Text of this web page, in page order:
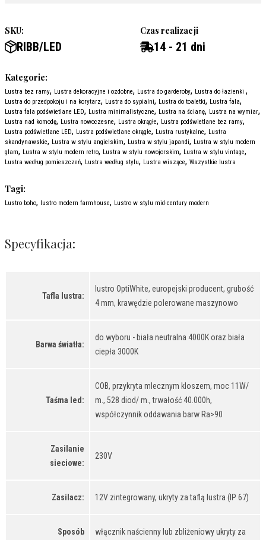
SKU:
RIBB/LED
Czas realizacji
14 - 21 dni
Kategorie:
Lustra bez ramy, Lustra dekoracyjne i ozdobne, Lustra do garderoby, Lustra do łazienki ,
Lustra do przedpokoju i na korytarz, Lustra do sypialni, Lustra do toaletki, Lustra fala,
Lustra fala podświetlane LED, Lustra minimalistyczne, Lustra na ścianę, Lustra na wymiar,
Lustra nad komodę, Lustra nowoczesne, Lustra okrągłe, Lustra podświetlane bez ramy,
Lustra podświetlane LED, Lustra podświetlane okrągłe, Lustra rustykalne, Lustra
skandynawskie, Lustra w stylu angielskim, Lustra w stylu japandi, Lustra w stylu modern
glam, Lustra w stylu modern retro, Lustra w stylu nowojorskim, Lustra w stylu vintage,
Lustra według pomieszczeń, Lustra według stylu, Lustra wiszące, Wszystkie lustra
Tagi:
Lustro boho, lustro modern farmhouse, Lustro w stylu mid-century modern
Specyfikacja:
Tafla lustra:
lustro OptiWhite, europejski producent, grubość
4 mm, krawędzie polerowane maszynowo
Barwa światła:
do wyboru - biała neutralna 4000K oraz biała
ciepła 3000K
Taśma led:
COB, przykryta mlecznym kloszem, moc 11W/
m., 528 diod/ m., trwałość 40.000h,
współczynnik oddawania barw Ra>90
Zasilanie
sieciowe:
230V
Zasilacz: 12V zintegrowany, ukryty za taflą lustra (IP 67)
Sposób włącznik naścienny lub zbliżeniowy ukryty za